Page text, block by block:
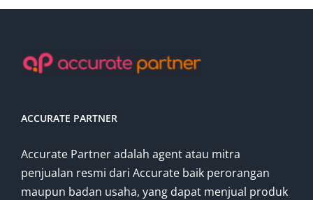
ACCURATE PARTNER
Accurate Partner adalah agent atau mitra
penjualan resmi dari Accurate baik perorangan
maupun badan usaha, yang dapat menjual produk